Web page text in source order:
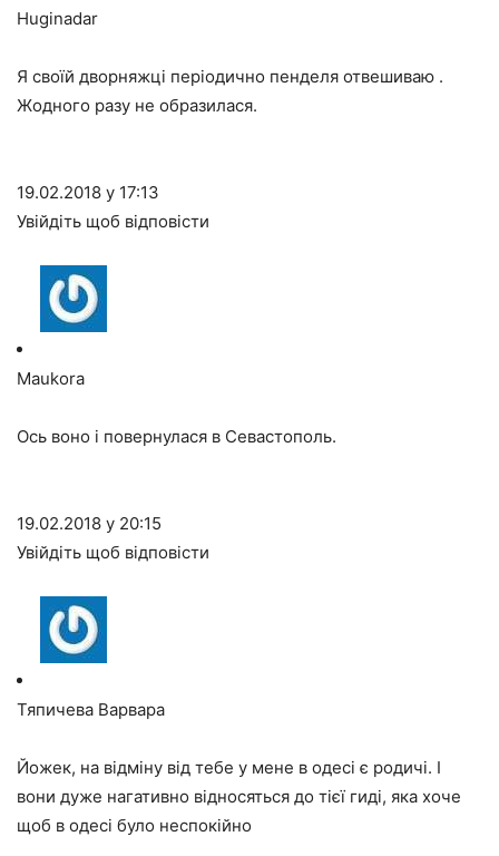
Huginadar
Я своїй дворняжці періодично пенделя отвешиваю .
Жодного разу не образилася.
19.02.2018 у 17:13
Увійдіть щоб відповісти
Maukora
Ось воно і повернулася в Севастополь.
19.02.2018 у 20:15
Увійдіть щоб відповісти
Тяпичева Варвара
Йожек, на відміну від тебе у мене в одесі є родичі. І
вони дуже нагативно відносяться до тієї гиді, яка хоче
щоб в одесі було неспокійно